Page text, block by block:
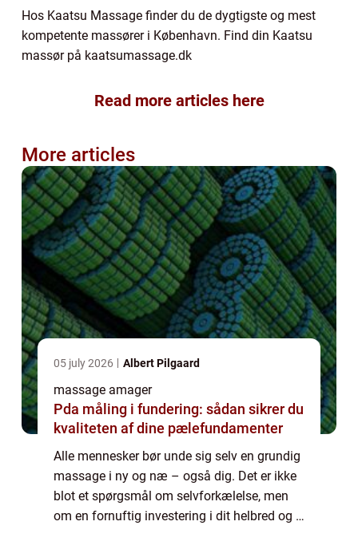
Hos Kaatsu Massage finder du de dygtigste og mest
kompetente massører i København. Find din Kaatsu
massør på kaatsumassage.dk
Read more articles here
More articles
05 july 2026 Albert Pilgaard
massage amager
Pda måling i fundering: sådan sikrer du
kvaliteten af dine pælefundamenter
Alle mennesker bør unde sig selv en grundig
massage i ny og næ – også dig. Det er ikke
blot et spørgsmål om selvforkælelse, men
om en fornuftig investering i dit helbred og i